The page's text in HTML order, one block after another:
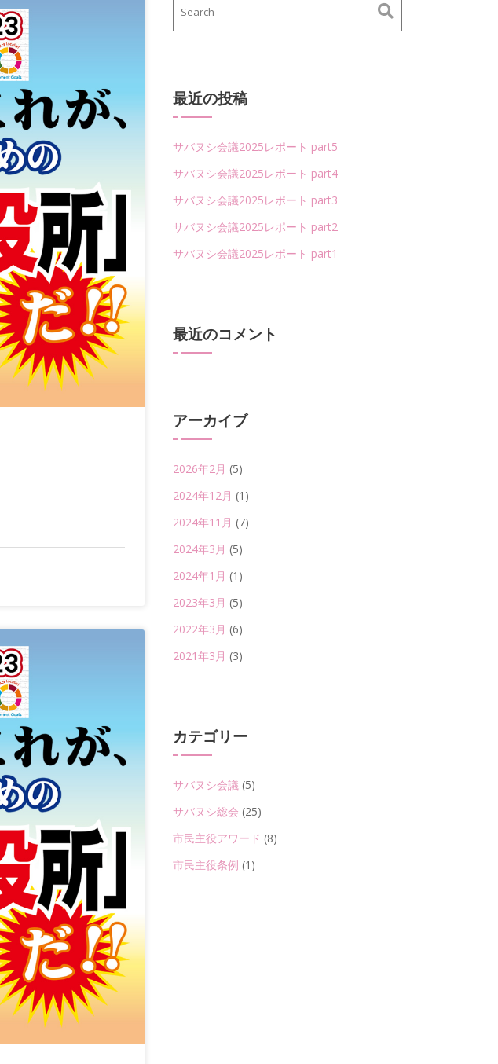
最近の投稿
サバヌシ会議2025レポート part5
サバヌシ会議2025レポート part4
サバヌシ会議2025レポート part3
サバヌシ会議2025レポート part2
サバヌシ会議2025レポート part1
最近のコメント
アーカイブ
2026年2月 (5)
2024年12月 (1)
2024年11月 (7)
2024年3月 (5)
2024年1月 (1)
2023年3月 (5)
2022年3月 (6)
2021年3月 (3)
カテゴリー
サバヌシ会議 (5)
サバヌシ総会 (25)
市民主役アワード (8)
市民主役条例 (1)